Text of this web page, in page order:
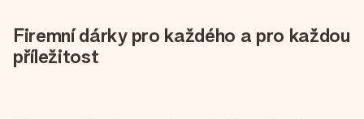
Firemní dárky pro každého a pro každou
příležitost